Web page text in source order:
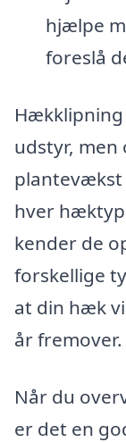
hjælpe
foreslå
udstyr, men
plantevækst
hver
kender de
forskellige
at din hæk
år fremover.
Når du
er det en